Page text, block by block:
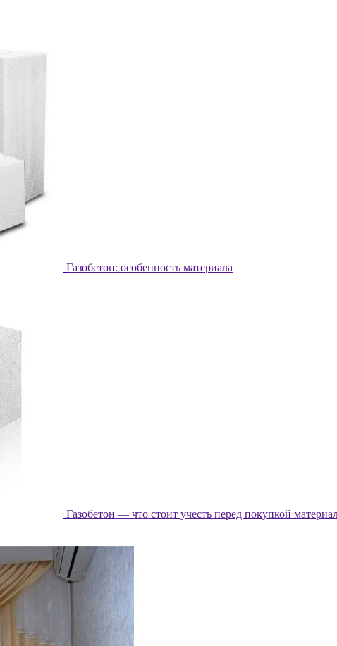
Газобетон: особенность материала
Газобетон — что стоит учесть перед покупкой